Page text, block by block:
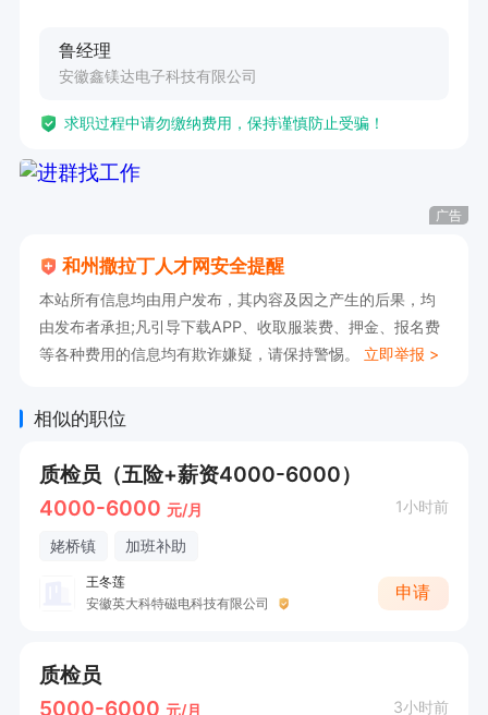
福利待遇：提供五险，包含两顿工作餐，可安排住
品质检验工作的人士加入！享受五险及节日福利。
鲁经理
安徽鑫镁达电子科技有限公司
求职过程中请勿缴纳费用，保持谨慎防止受骗！
广告
和州撒拉丁人才网安全提醒
本站所有信息均由用户发布，其内容及因之产生的后果，均
由发布者承担;凡引导下载APP、收取服装费、押金、报名费
等各种费用的信息均有欺诈嫌疑，请保持警惕。 立即举报 >
相似的职位
质检员（五险+薪资4000-6000）
4000-6000 元/月 1小时前
姥桥镇 加班补助
王冬莲
安徽英大科特磁电科技有限公司
申请
质检员
5000-6000 元/月 3小时前